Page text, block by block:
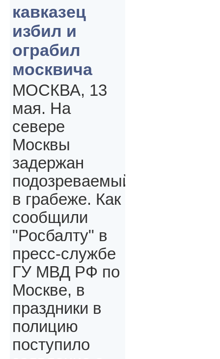
кавказец
избил и
ограбил
москвича
МОСКВА, 13
мая. На
севере
Москвы
задержан
подозреваемый
в грабеже. Как
сообщили
"Росбалту" в
пресс-службе
ГУ МВД РФ по
Москве, в
праздники в
полицию
поступило